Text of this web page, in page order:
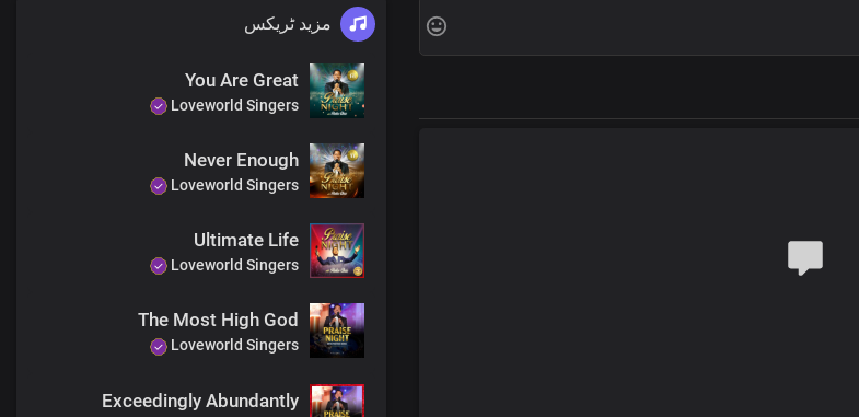
مزید ٹریکس
You Are Great
Loveworld Singers
Never Enough
Loveworld Singers
Ultimate Life
Loveworld Singers
The Most High God
Loveworld Singers
Exceedingly Abundantly